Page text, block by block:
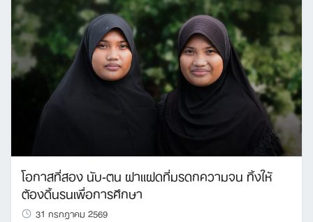
โอกาสที่สอง นับ-ตน ฝาแฝดที่มรดกความจน ทิ้งให้
ต้องดิ้นรนเพื่อการศึกษา
31 กรกฎาคม 2569